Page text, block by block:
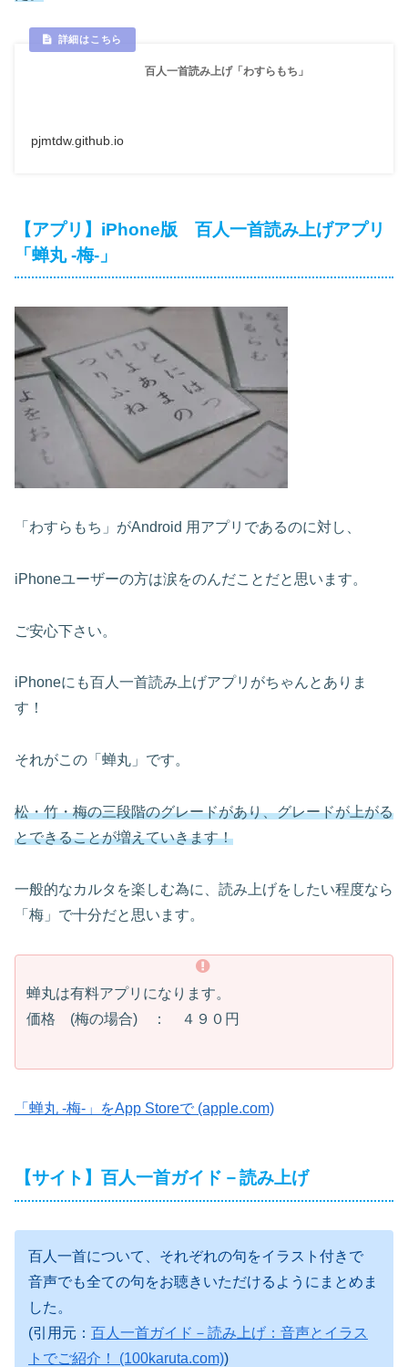
百人一首読み上げ「わすらもち」
pjmtdw.github.io
【アプリ】iPhone版 百人一首読み上げアプリ
「蝉丸 -梅-」
「わすらもち」がAndroid 用アプリであるのに対し、
iPhoneユーザーの方は涙をのんだことだと思います。
ご安心下さい。
iPhoneにも百人一首読み上げアプリがちゃんとありま
す！
それがこの「蝉丸」です。
松・竹・梅の三段階のグレードがあり、グレードが上がる
とできることが増えていきます！
一般的なカルタを楽しむ為に、読み上げをしたい程度なら
「梅」で十分だと思います。
蝉丸は有料アプリになります。
価格 (梅の場合) ： ４９０円
「蝉丸 -梅-」をApp Storeで (apple.com)
【サイト】百人一首ガイド－読み上げ
百人一首について、それぞれの句をイラスト付きで
音声でも全ての句をお聴きいただけるようにまとめま
した。
(引用元： 百人一首ガイド－読み上げ：音声とイラス
トでご紹介！ (100karuta.com))